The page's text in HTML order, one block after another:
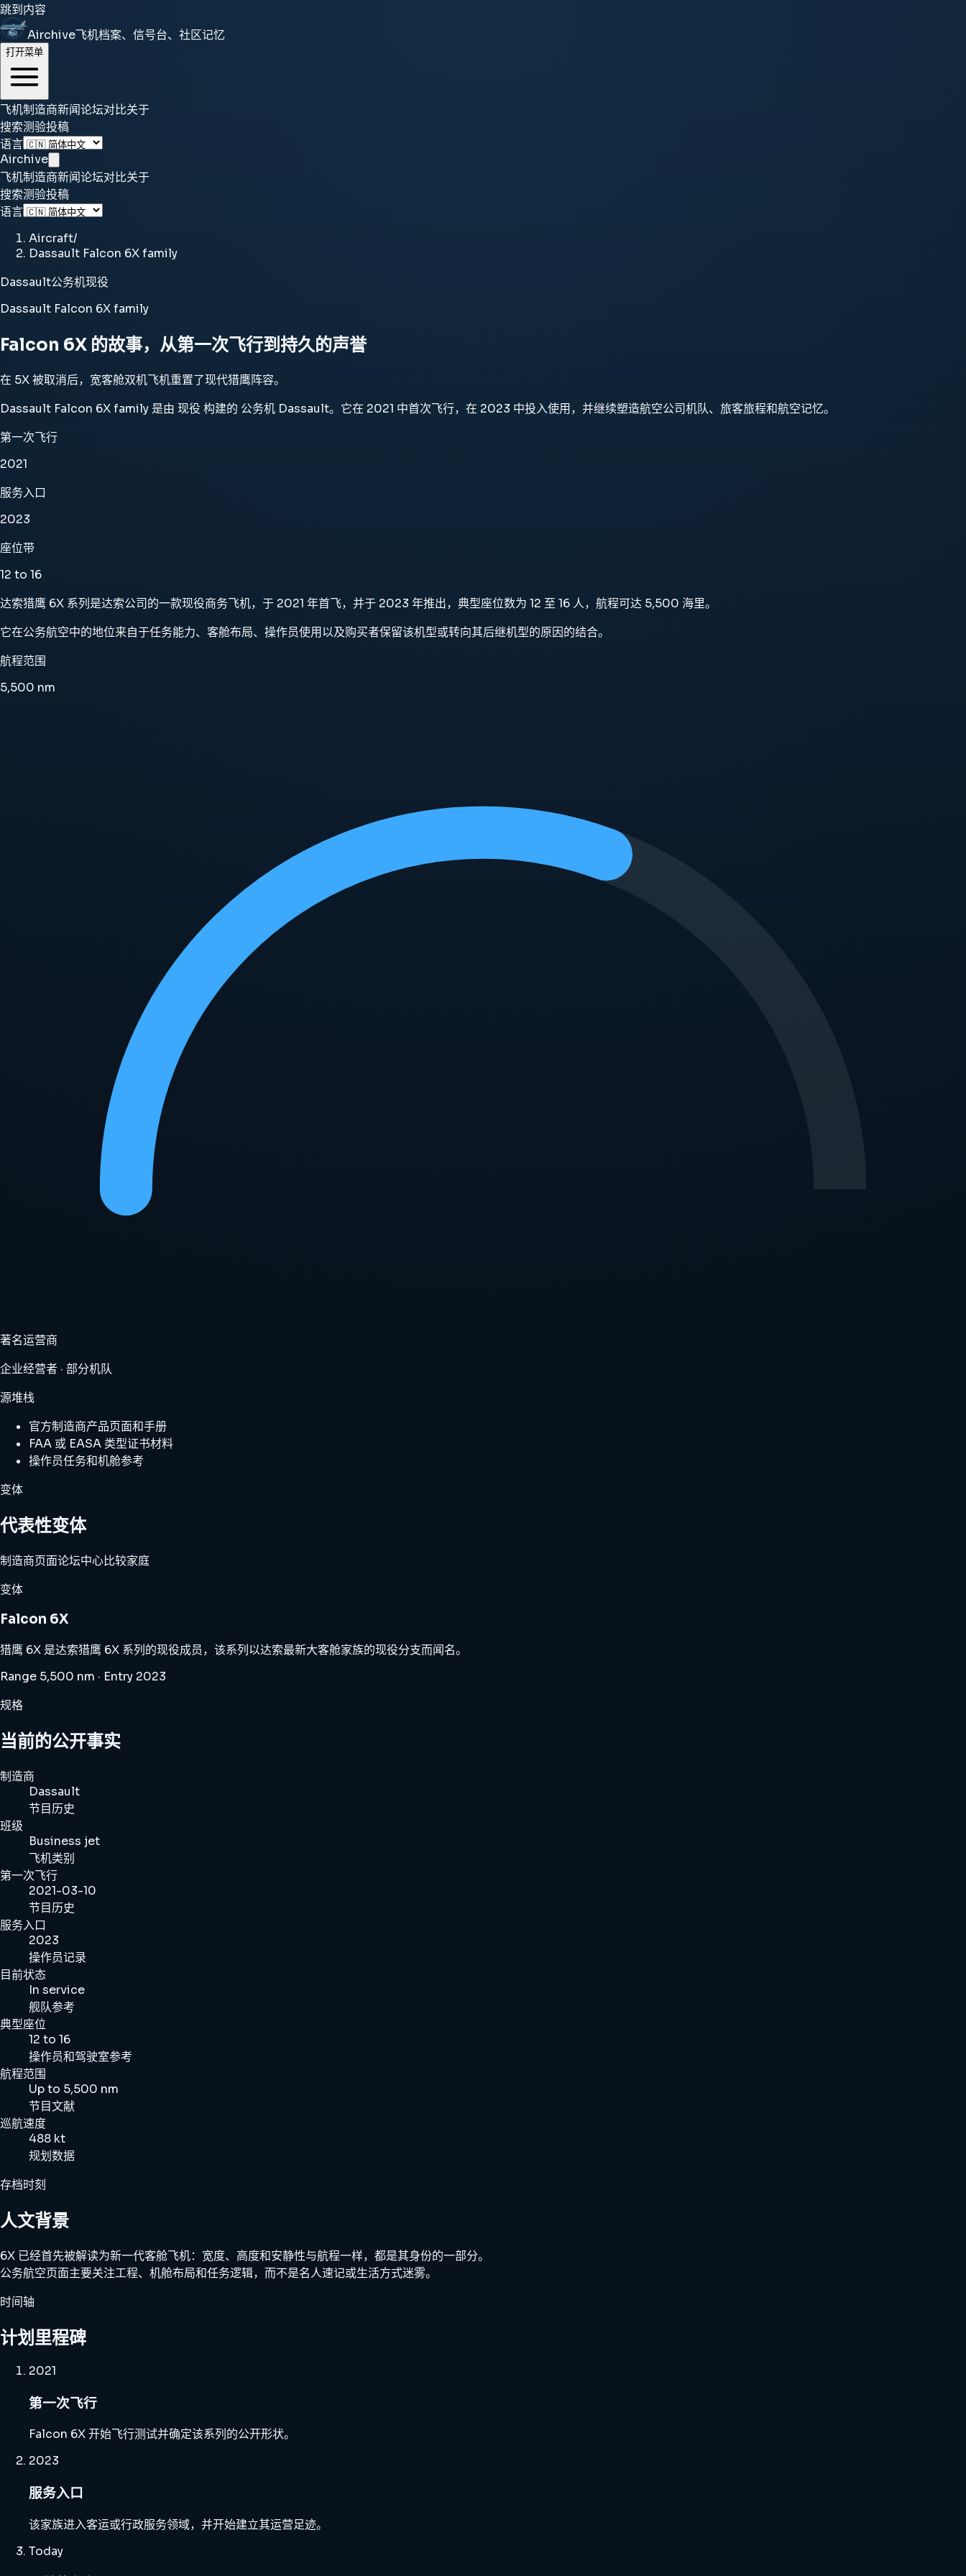
跳到内容
Airchive飞机档案、信号台、社区记忆
打开菜单
飞机制造商新闻论坛对比关于
搜索测验投稿
语言
Airchive
飞机制造商新闻论坛对比关于
搜索测验投稿
语言
Aircraft/
Dassault Falcon 6X family
Dassault公务机现役
Dassault Falcon 6X family
Falcon 6X 的故事，从第一次飞行到持久的声誉
在 5X 被取消后，宽客舱双机飞机重置了现代猎鹰阵容。
Dassault Falcon 6X family 是由 现役 构建的 公务机 Dassault。它在 2021 中首次飞行，在 2023 中投入使用，并继续塑造航空公司机队、旅客旅程和航空记忆。
第一次飞行
2021
服务入口
2023
座位带
12 to 16
达索猎鹰 6X 系列是达索公司的一款现役商务飞机，于 2021 年首飞，并于 2023 年推出，典型座位数为 12 至 16 人，航程可达 5,500 海里。
它在公务航空中的地位来自于任务能力、客舱布局、操作员使用以及购买者保留该机型或转向其后继机型的原因的结合。
航程范围
5,500 nm
著名运营商
企业经营者 · 部分机队
源堆栈
官方制造商产品页面和手册
FAA 或 EASA 类型证书材料
操作员任务和机舱参考
变体
代表性变体
制造商页面论坛中心比较家庭
变体
Falcon 6X
猎鹰 6X 是达索猎鹰 6X 系列的现役成员，该系列以达索最新大客舱家族的现役分支而闻名。
Range 5,500 nm · Entry 2023
规格
当前的公开事实
制造商
Dassault
节目历史
班级
Business jet
飞机类别
第一次飞行
2021-03-10
节目历史
服务入口
2023
操作员记录
目前状态
In service
舰队参考
典型座位
12 to 16
操作员和驾驶室参考
航程范围
Up to 5,500 nm
节目文献
巡航速度
488 kt
规划数据
存档时刻
人文背景
6X 已经首先被解读为新一代客舱飞机：宽度、高度和安静性与航程一样，都是其身份的一部分。
公务航空页面主要关注工程、机舱布局和任务逻辑，而不是名人速记或生活方式迷雾。
时间轴
计划里程碑
2021
第一次飞行
Falcon 6X 开始飞行测试并确定该系列的公开形状。
2023
服务入口
该家族进入客运或行政服务领域，并开始建立其运营足迹。
Today